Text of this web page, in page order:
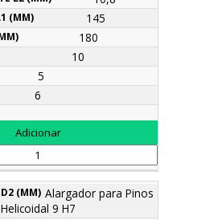
145
180
10
5
6
Alargador para Pinos
Helicoidal 9 H7